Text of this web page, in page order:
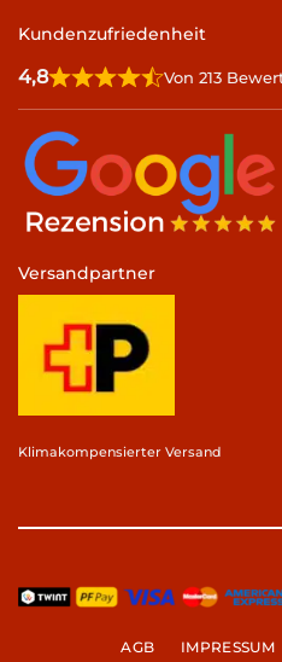
Kundenzufriedenheit
4,8 Von 213
Versandpartner
Klimakompensierter Versand
AGB IMPRESSUM